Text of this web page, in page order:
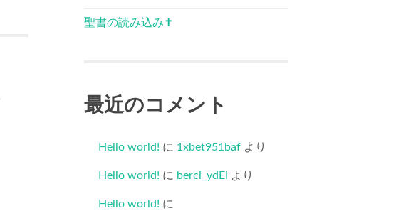
聖書の読み込み✝️
最近のコメント
Hello world! に 1xbet951baf より
Hello world! に berci_ydEi より
Hello world! に